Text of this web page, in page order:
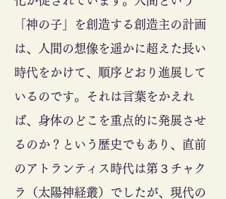
「神の子」を創造する創造主の計画
は、人間の想像を遥かに超えた長い
時代をかけて、順序どおり進展して
いるのです。それは言葉をかえれ
ば、身体のどこを重点的に発展させ
るのか？という歴史でもあり、直前
のアトランティス時代は第３チャク
ラ（太陽神経叢）でしたが、現代の